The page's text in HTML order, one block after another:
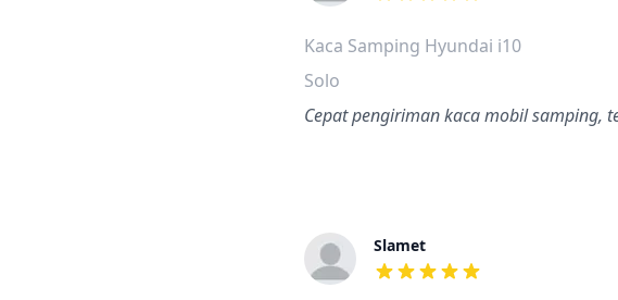
dari ulasan adalah bintang lima
Kaca Samping Hyundai i10
Solo
Cepat pengiriman kaca mobil samping,
Slamet
dari ulasan adalah bintang lima